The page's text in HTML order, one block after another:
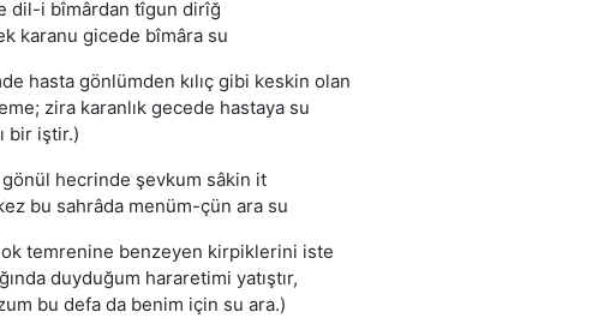
dil-i bîmârdan tîgun dirîğ
karanu gicede bîmâra su
hasta gönlümden kılıç gibi keskin olan
zira karanlık gecede hastaya su
bir iştir.)
gönül hecrinde şevkum sâkin it
bu sahrâda menüm-çün ara su
ok temrenine benzeyen kirpiklerini iste
duyduğum hararetimi yatıştır,
bu defa da benim için su ara.)